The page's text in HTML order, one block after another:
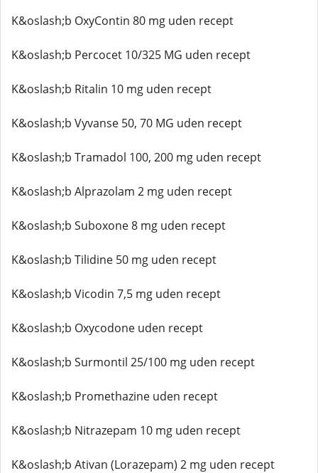
K&oslash;b OxyContin 80 mg uden recept
K&oslash;b Percocet 10/325 MG uden recept
K&oslash;b Ritalin 10 mg uden recept
K&oslash;b Vyvanse 50, 70 MG uden recept
K&oslash;b Tramadol 100, 200 mg uden recept
K&oslash;b Alprazolam 2 mg uden recept
K&oslash;b Suboxone 8 mg uden recept
K&oslash;b Tilidine 50 mg uden recept
K&oslash;b Vicodin 7,5 mg uden recept
K&oslash;b Oxycodone uden recept
K&oslash;b Surmontil 25/100 mg uden recept
K&oslash;b Promethazine uden recept
K&oslash;b Nitrazepam 10 mg uden recept
K&oslash;b Ativan (Lorazepam) 2 mg uden recept